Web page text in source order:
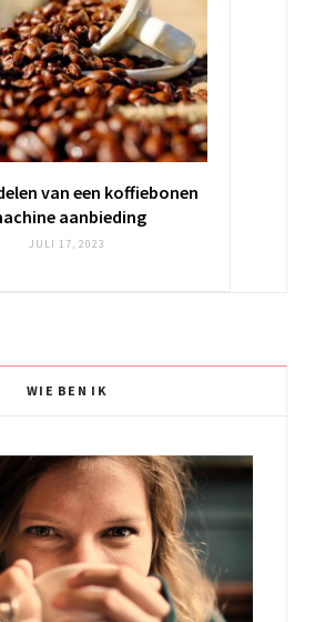
van een koffiebonen
aanbieding
JULI 17, 2023
WIE BEN IK